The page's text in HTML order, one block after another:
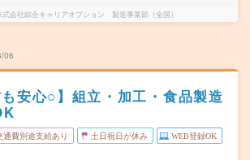
式会社綜合キャリアオプション 製造事業部（全国）
06
も安心○】組立・加工・食品製造
通費別途支給あり 土日祝日が休み WEB登録OK